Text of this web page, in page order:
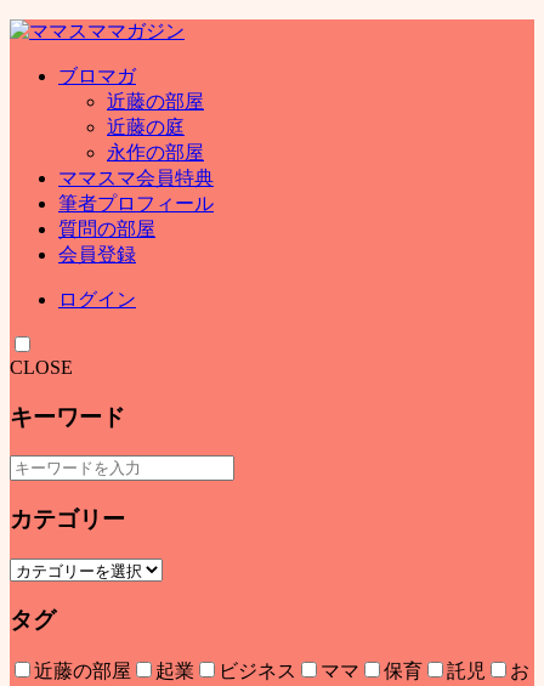
ブロマガ
近藤の部屋
近藤の庭
永作の部屋
ママスマ会員特典
筆者プロフィール
質問の部屋
会員登録
ログイン
CLOSE
キーワード
カテゴリー
タグ
近藤の部屋 起業 ビジネス ママ 保育 託児
お